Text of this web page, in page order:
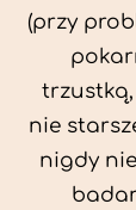
(przy
nie
nigdy